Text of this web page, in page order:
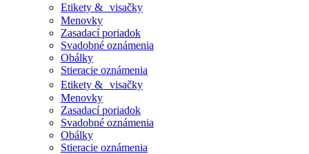
Etikety & visačky
Menovky
Zasadací poriadok
Svadobné oznámenia
Obálky
Stieracie oznámenia
Etikety & visačky
Menovky
Zasadací poriadok
Svadobné oznámenia
Obálky
Stieracie oznámenia